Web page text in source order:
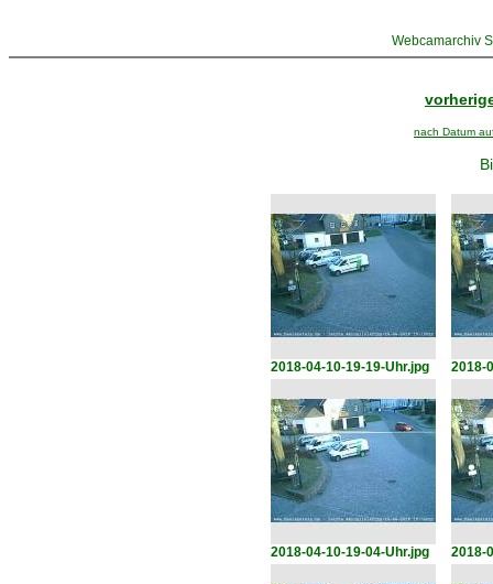
Webcamarchiv
nach Datum
2018-04-10-19-19-Uhr.jpg 2018-
2018-04-10-19-04-Uhr.jpg 2018-